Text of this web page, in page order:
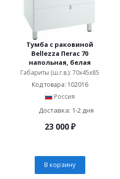
Тумба с раковиной
Bellezza Пегас 70
напольная, белая
Габариты (ш.г.в.): 70x45x85
Код товара: 102016
Россия
Доставка: 1-2 дня
23 000₽
В корзину